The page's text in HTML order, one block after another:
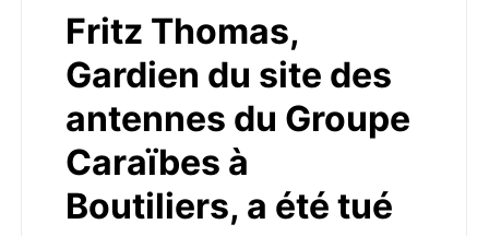
Fritz Thomas,
Gardien du site des
antennes du Groupe
Caraïbes à
Boutiliers, a été tué